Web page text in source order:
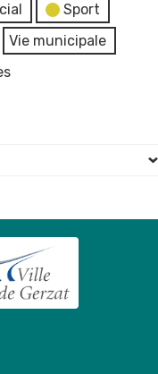
Sport
Vie municipale